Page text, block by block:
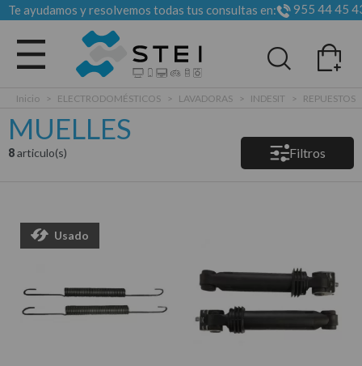
Te ayudamos y resolvemos todas tus consultas en: 955 44 45
Todas las categorias
Inicio > ELECTRODOMÉSTICOS > LAVADORAS > INDESIT > REPUESTOS
MUELLES
8articulo(s) Filtros
Usado